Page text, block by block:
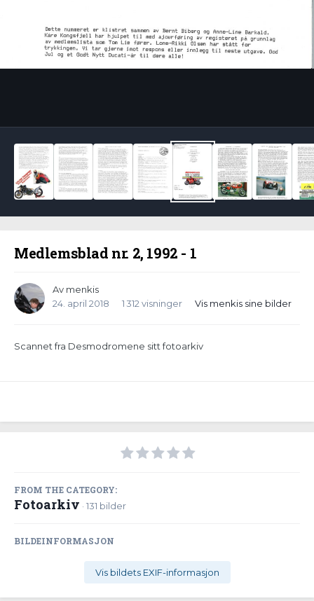
Medlemsblad nr. 2, 1992 - 1
Av menkis
24. april 2018
1 312 visninger Vis menkis sine bilder
Scannet fra Desmodromene sitt fotoarkiv
FROM THE CATEGORY:
Fotoarkiv · 131 bilder
BILDEINFORMASJON
Vis bildets EXIF-informasjon